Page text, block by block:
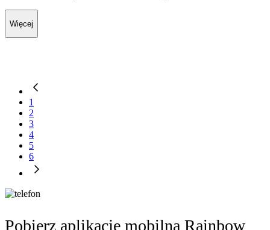
Więcej
1
2
3
4
5
6
Pobierz aplikację mobilną Rainbow